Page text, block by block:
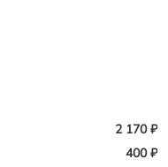
2 170 ₽
400 ₽